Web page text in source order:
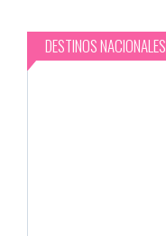
DESTINOS NACIONALES